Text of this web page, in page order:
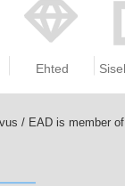
Ehted
/